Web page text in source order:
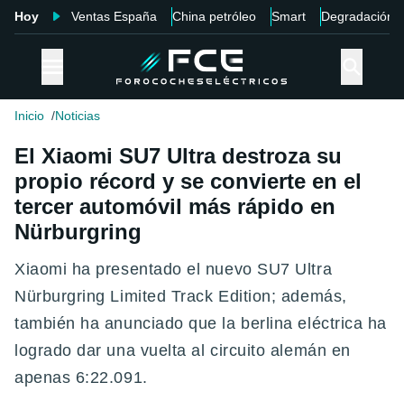
Hoy Ventas España China petróleo Smart Degradación
Inicio Noticias
El Xiaomi SU7 Ultra destroza su
propio récord y se convierte en el
tercer automóvil más rápido en
Nürburgring
Xiaomi ha presentado el nuevo SU7 Ultra
Nürburgring Limited Track Edition; además,
también ha anunciado que la berlina eléctrica ha
logrado dar una vuelta al circuito alemán en
apenas 6:22.091.